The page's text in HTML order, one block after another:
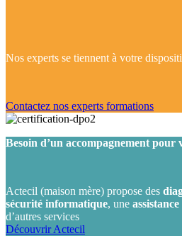
Nos experts se tiennent à votre
Contactez nos experts formations
Besoin d’un accompagnement pour
Actecil (maison mère) propose des
sécurité informatique, une
d’autres services
Découvrir Actecil